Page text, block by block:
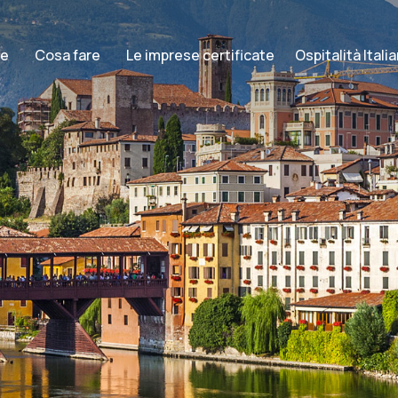
Cosa fare Le imprese certificate Ospitalità